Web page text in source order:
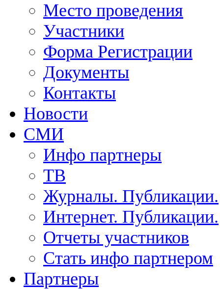
Место проведения
Участники
Форма Регистрации
Документы
Контакты
Новости
СМИ
Инфо партнеры
ТВ
Журналы. Публикации.
Интернет. Публикации.
Отчеты участников
Стать инфо партнером
Партнеры